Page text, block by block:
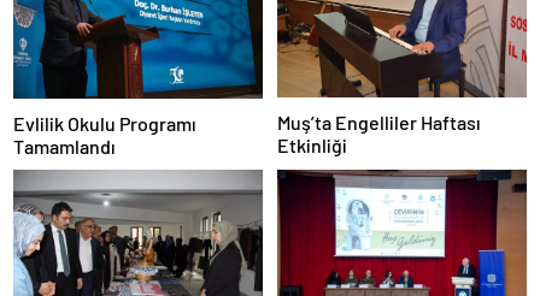
Evlilik Okulu Programı
Tamamlandı
Muş’ta Engelliler Haftası
Etkinliği